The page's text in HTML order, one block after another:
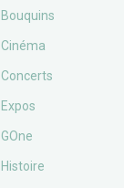
Bouquins
Cinéma
Concerts
Expos
GOne
Histoire